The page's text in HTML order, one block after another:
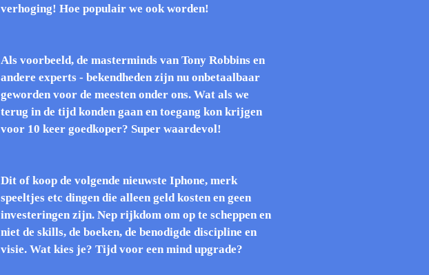
verhoging! Hoe populair we ook worden!
Als voorbeeld, de masterminds van Tony Robbins en
andere experts - bekendheden zijn nu onbetaalbaar
geworden voor de meesten onder ons. Wat als we
terug in de tijd konden gaan en toegang kon krijgen
voor 10 keer goedkoper? Super waardevol!
Dit of koop de volgende nieuwste Iphone, merk
speeltjes etc dingen die alleen geld kosten en geen
investeringen zijn. Nep rijkdom om op te scheppen en
niet de skills, de boeken, de benodigde discipline en
visie. Wat kies je? Tijd voor een mind upgrade?